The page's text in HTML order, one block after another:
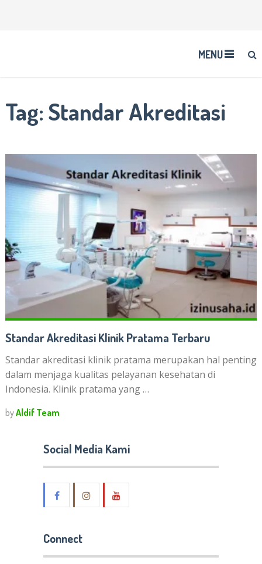
MENU
Tag: Standar Akreditasi
Standar Akreditasi Klinik Pratama Terbaru
Standar akreditasi klinik pratama merupakan hal penting
dalam menjaga kualitas pelayanan kesehatan di
Indonesia. Klinik pratama yang …
byAldif Team
Social Media Kami
Connect